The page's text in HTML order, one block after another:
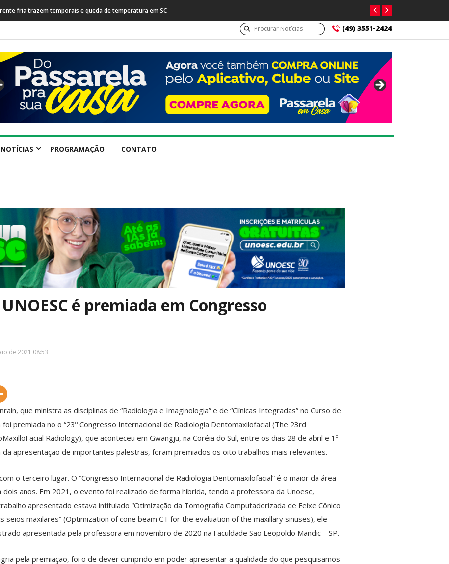
fria trazem temporais e queda de temperatura em SC
(49) 3551-2424
NOTÍCIAS PROGRAMAÇÃO CONTATO
é premiada em Congresso
de 2021 08:53
que ministra as disciplinas de “Radiologia e Imaginologia” e de “Clínicas Integradas” no Curso de
premiada no o “23º Congresso Internacional de Radiologia Dentomaxilofacial (The 23rd
Radiology), que aconteceu em Gwangju, na Coréia do Sul, entre os dias 28 de abril e 1º
da apresentação de importantes palestras, foram premiados os oito trabalhos mais relevantes.
o terceiro lugar. O “Congresso Internacional de Radiologia Dentomaxilofacial” é o maior da área
dois anos. Em 2021, o evento foi realizado de forma híbrida, tendo a professora da Unoesc,
apresentado estava intitulado “Otimização da Tomografia Computadorizada de Feixe Cônico
seios maxilares” (Optimization of cone beam CT for the evaluation of the maxillary sinuses), ele
apresentada pela professora em novembro de 2020 na Faculdade São Leopoldo Mandic – SP.
pela premiação, foi o de dever cumprido em poder apresentar a qualidade do que pesquisamos